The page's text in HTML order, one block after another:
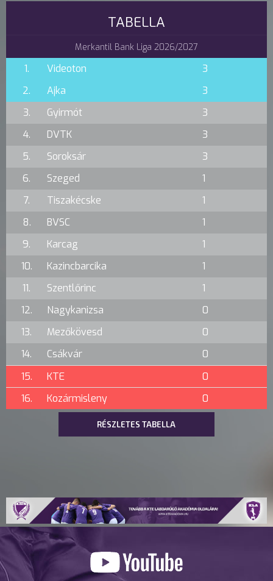
TABELLA
Merkantil Bank Liga 2026/2027
1. Videoton
3
2.
Ajka
3
3.
Gyirmót
3
4.
DVTK
3
5.
Soroksár
3
6.
Szeged
1
7.
Tiszakécske
1
8.
BVSC
1
9.
Karcag
1
10.
Kazincbarcika
1
11.
Szentlőrinc
1
12.
Nagykanizsa
0
13.
Mezőkövesd
0
14.
Csákvár
0
15.
KTE
0
16.
Kozármisleny 0
RÉSZLETES TABELLA